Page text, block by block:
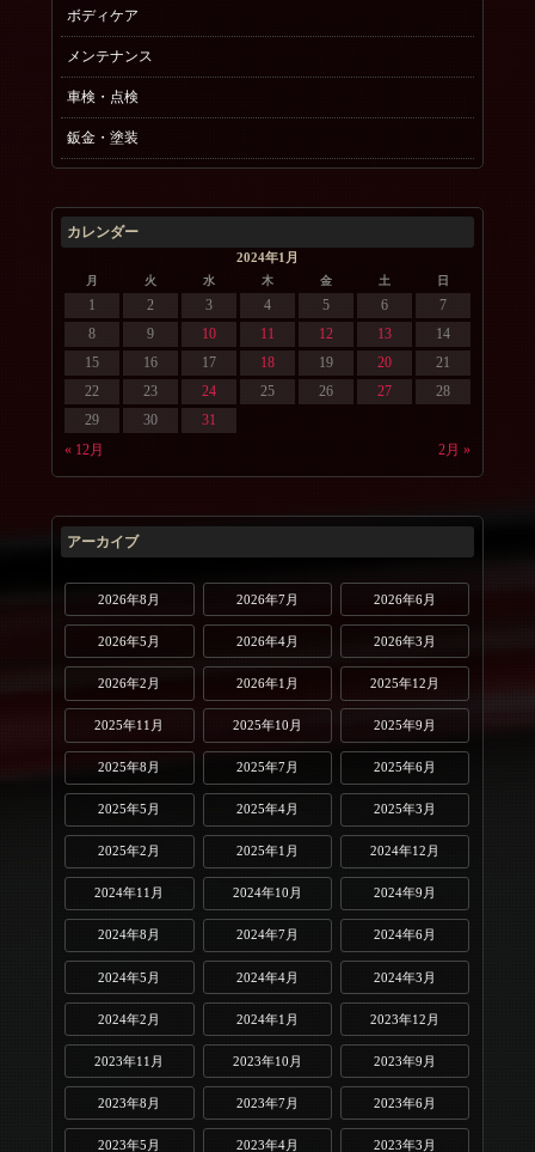
ボディケア
メンテナンス
車検・点検
鈑金・塗装
カレンダー
2024年1月
月 火 水 木 金 土 日
« 12月 2月 »
1 2 3 4 5 6
7
8
9 10 11 12 13
14
15
16 17 18 19 20
21
22
23 24 25 26 27
28
29
30 31
アーカイブ
2026年8月 2026年7月 2026年6月
2026年5月 2026年4月 2026年3月
2026年2月 2026年1月 2025年12月
2025年11月 2025年10月 2025年9月
2025年8月 2025年7月 2025年6月
2025年5月 2025年4月 2025年3月
2025年2月 2025年1月 2024年12月
2024年11月 2024年10月 2024年9月
2024年8月 2024年7月 2024年6月
2024年5月 2024年4月 2024年3月
2024年2月 2024年1月 2023年12月
2023年11月 2023年10月 2023年9月
2023年8月 2023年7月 2023年6月
2023年5月 2023年4月 2023年3月